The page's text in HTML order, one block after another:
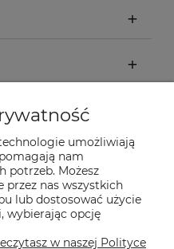
umożliwiają
nam
potrzeb. Możesz
przez nas wszystkich
lub dostosować użycie
wybierając opcję
w naszej Polityce